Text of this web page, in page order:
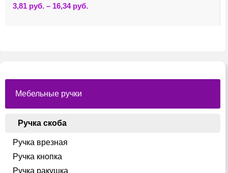
3,81 руб. – 16,34 руб.
Мебельные ручки
Ручка скоба
Ручка врезная
Ручка кнопка
Ручка ракушка